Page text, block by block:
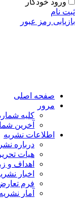
ورود خودکار
نام
رمز عبور
صفحه اصلی
مرور
کلیه
آخرین
اطلاعات نشریه
درباره نشریه
هیات تحریریه
اهداف و
اخبار نشریه
فرم تعارض
آمار نشریه